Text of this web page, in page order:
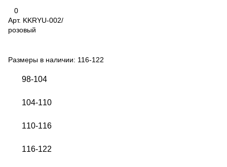
0
Арт. KKRYU-002/
розовый
Размеры в наличии: 116-122
98-104
104-110
110-116
116-122